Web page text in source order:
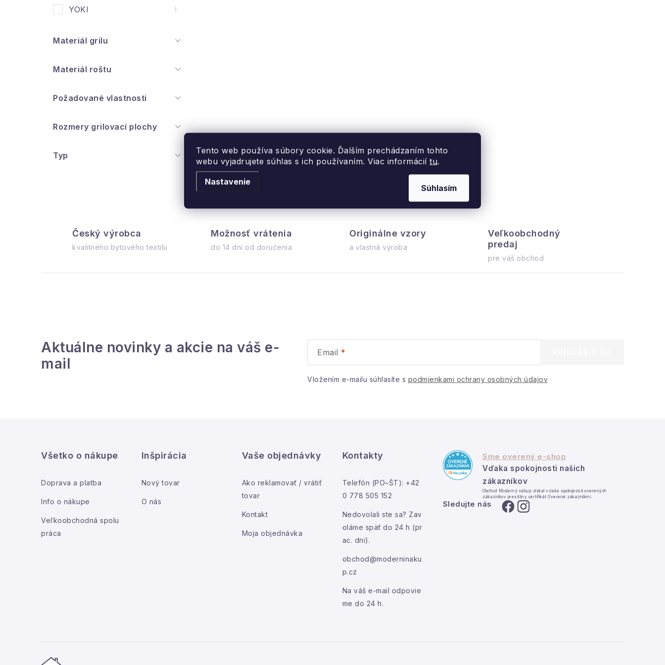
Tento web používa súbory cookie. Ďalším prechádzaním tohto
webu vyjadrujete súhlas s ich používaním. Viac informácií tu.
Nastavenie
Súhlasím
YOKI 1
Materiál grilu
Materiál roštu
Požadované vlastnosti
Rozmery grilovací plochy
Typ
i
e
p
r
k
y
v
Český výrobca
kvalitného bytového textilu
Možnosť vrátenia
do 14 dní od doručenia
Originálne vzory
a vlastná výroba
Veľkoobchodný
predaj
pre váš obchod
Aktuálne novinky a akcie na váš e-
mail
Email
Vložením e-mailu súhlasíte s podmienkami ochrany osobných údajov
Všetko o nákupe
Doprava a platba
Info o nákupe
Veľkoobchodná spolu
práca
Inšpirácia
Nový tovar
O nás
Vaše objednávky
Ako reklamovať / vrátiť
tovar
Kontakt
Moja objednávka
Kontakty
Telefón (PO–ŠT): +42
0 778 505 152
Nedovolali ste sa? Zav
oláme späť do 24 h (pr
ac. dni).
obchod@moderninaku
p.cz
Na váš e-mail odpovie
me do 24 h.
Sme overený e-shop
Vďaka spokojnosti našich
zákazníkov
Obchod Moderný nákup získal vďaka spokojnosti overených
zákazníkov prestížny certifikát Overené zákazníkmi.
Sledujte nás